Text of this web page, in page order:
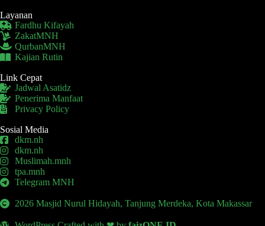
Layanan
Fardhu Kifayah
ZakatMNH
QurbanMNH
Kajian Rutin
Link Cepat
Jadwal Asatidz
Penerima Manfaat
Privacy Policy
Sosial Media
dkm.nh
dkm.nh
Muslimah.mnh
tpa.mnh
Telegram MNH
2026 Masjid Nurul Hidayah, Tanjung Merdeka, Kota Makassar